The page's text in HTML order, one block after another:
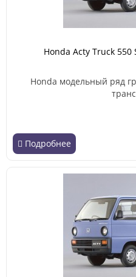
Honda Acty Truck 550
Honda модельный ряд
Подробнее